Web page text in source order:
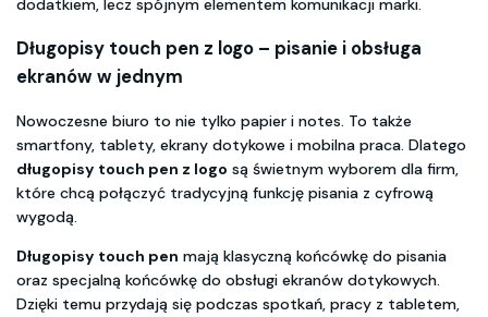
dodatkiem, lecz spójnym elementem komunikacji marki.
Długopisy touch pen z logo – pisanie i obsługa
ekranów w jednym
Nowoczesne biuro to nie tylko papier i notes. To także
smartfony, tablety, ekrany dotykowe i mobilna praca. Dlatego
długopisy touch pen z logo są świetnym wyborem dla firm,
które chcą połączyć tradycyjną funkcję pisania z cyfrową
wygodą.
Długopisy touch pen mają klasyczną końcówkę do pisania
oraz specjalną końcówkę do obsługi ekranów dotykowych.
Dzięki temu przydają się podczas spotkań, pracy z tabletem,